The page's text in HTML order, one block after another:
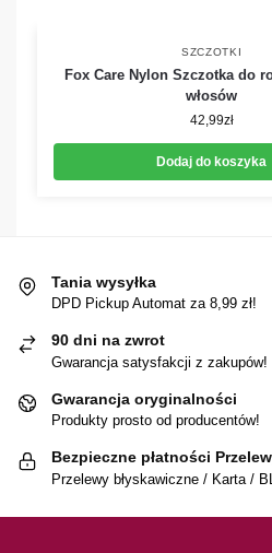
SZCZOTKI
Fox Care Nylon Szczotka do
włosów
42,99zł
Dodaj do koszyka
Tania wysyłka
DPD Pickup Automat za 8,99 zł!
90 dni na zwrot
Gwarancja satysfakcji z zakupów!
Gwarancja oryginalności
Produkty prosto od producentów!
Bezpieczne płatności
Przelewy błyskawiczne / Karta /